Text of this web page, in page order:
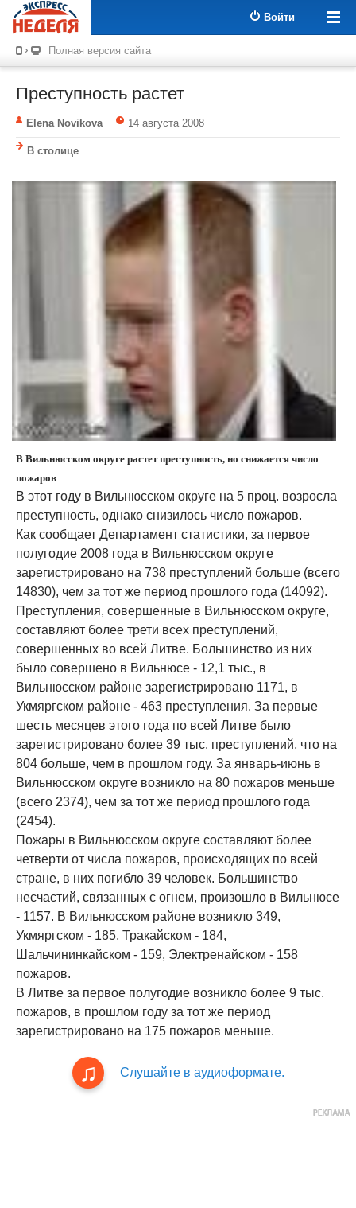
Войти
Полная версия сайта
Преступность растет
Elena Novikova 14 августа 2008
В столице
В Вильнюсском округе растет преступность, но снижается число
пожаров
В этот году в Вильнюсском округе на 5 проц. возросла
преступность, однако снизилось число пожаров.
Как сообщает Департамент статистики, за первое
полугодие 2008 года в Вильнюсском округе
зарегистрировано на 738 преступлений больше (всего
14830), чем за тот же период прошлого года (14092).
Преступления, совершенные в Вильнюсском округе,
составляют более трети всех преступлений,
совершенных во всей Литве. Большинство из них
было совершено в Вильнюсе - 12,1 тыс., в
Вильнюсском районе зарегистрировано 1171, в
Укмяргском районе - 463 преступления. За первые
шесть месяцев этого года по всей Литве было
зарегистрировано более 39 тыс. преступлений, что на
804 больше, чем в прошлом году. За январь-июнь в
Вильнюсском округе возникло на 80 пожаров меньше
(всего 2374), чем за тот же период прошлого года
(2454).
Пожары в Вильнюсском округе составляют более
четверти от числа пожаров, происходящих по всей
стране, в них погибло 39 человек. Большинство
несчастий, связанных с огнем, произошло в Вильнюсе
- 1157. В Вильнюсском районе возникло 349,
Укмяргском - 185, Тракайском - 184,
Шальчининкайском - 159, Электренайском - 158
пожаров.
В Литве за первое полугодие возникло более 9 тыс.
пожаров, в прошлом году за тот же период
зарегистрировано на 175 пожаров меньше.
Слушайте в аудиоформате.